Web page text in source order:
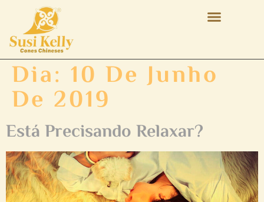
Dia: 10 De Junho
De 2019
Está Precisando Relaxar?